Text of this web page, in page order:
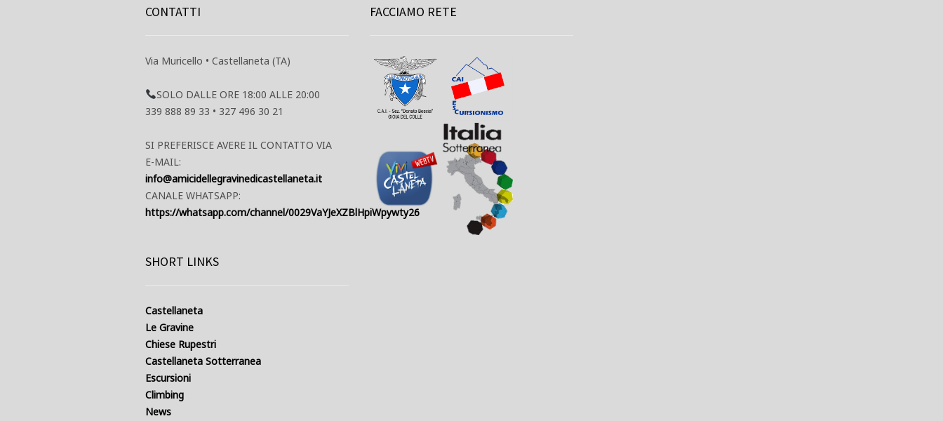
CONTATTI
Via Muricello • Castellaneta (TA)
SOLO DALLE ORE 18:00 ALLE 20:00
339 888 89 33 • 327 496 30 21
SI PREFERISCE AVERE IL CONTATTO VIA
E-MAIL:
info@amicidellegravinedicastellaneta.it
CANALE WHATSAPP:
https://whatsapp.com/channel/0029VaYJeXZBlHpiWpywty26
SHORT LINKS
Castellaneta
Le Gravine
Chiese Rupestri
Castellaneta Sotterranea
Escursioni
Climbing
News
FACCIAMO RETE